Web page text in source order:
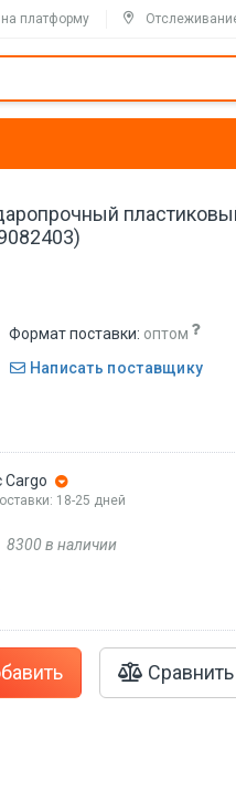
платформу
Формат поставки: оптом
Написать поставщику
Cargo
18-25 дней
8300 в наличии
Сравнить